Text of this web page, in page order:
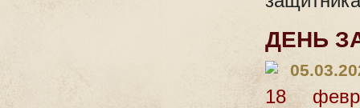
ДЕНЬ
18